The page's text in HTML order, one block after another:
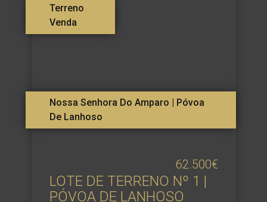
Terreno
Venda
Nossa Senhora Do Amparo | Póvoa
De Lanhoso
62.500€
LOTE DE TERRENO Nº 1 |
PÓVOA DE LANHOSO